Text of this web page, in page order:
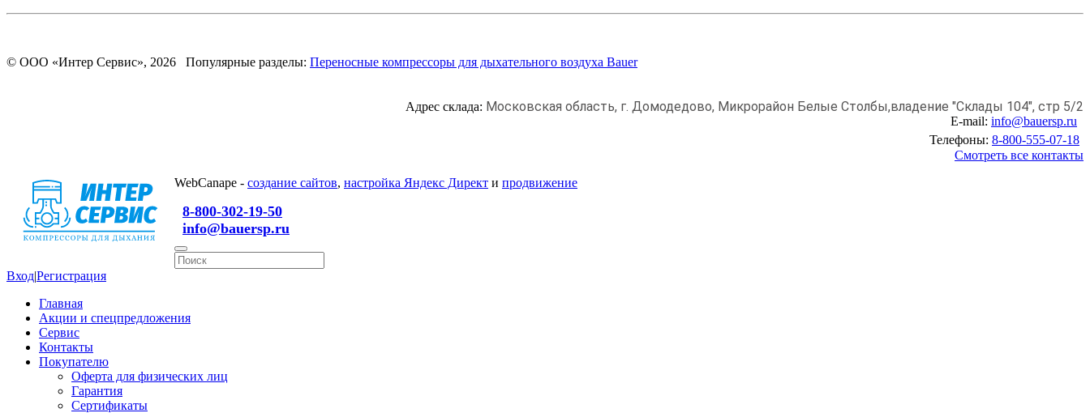
© ООО «Интер Сервис», 2026 Популярные разделы: Переносные компрессоры для дыхательного воздуха Bauer
Адрес склада: Московская область, г. Домодедово, Микрорайон Белые Столбы,владение "Склады 104", стр 5/2
E-mail: info@bauersp.ru
Телефоны: 8-800-555-07-18
Смотреть все контакты
WebCanape - создание сайтов, настройка Яндекс Директ и продвижение
8-800-302-19-50
info@bauersp.ru
Вход|Регистрация
Главная
Акции и спецпредложения
Сервис
Контакты
Покупателю
Оферта для физических лиц
Гарантия
Сертификаты